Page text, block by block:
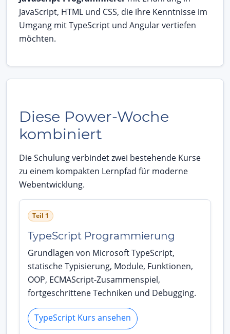
JavaScript, HTML und CSS, die ihre Kenntnisse im
Umgang mit TypeScript und Angular vertiefen
möchten.
Diese Power-Woche
kombiniert
Die Schulung verbindet zwei bestehende Kurse
zu einem kompakten Lernpfad für moderne
Webentwicklung.
Teil 1
TypeScript Programmierung
Grundlagen von Microsoft TypeScript,
statische Typisierung, Module, Funktionen,
OOP, ECMAScript-Zusammenspiel,
fortgeschrittene Techniken und Debugging.
TypeScript Kurs ansehen